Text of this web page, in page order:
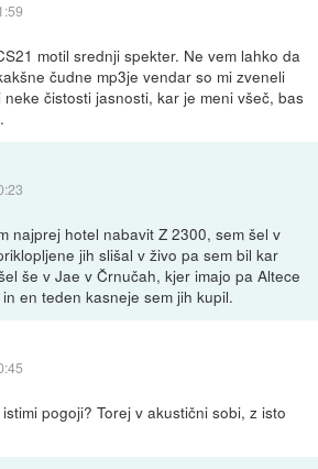
motil srednji spekter. Ne vem lahko da
čudne mp3je vendar so mi zveneli
čistosti jasnosti, kar je meni všeč, bas
najprej hotel nabavit Z 2300, sem šel v
jih slišal v živo pa sem bil kar
še v Jae v Črnučah, kjer imajo pa Altece
en teden kasneje sem jih kupil.
pogoji? Torej v akustični sobi, z isto